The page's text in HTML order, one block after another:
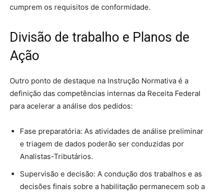
cumprem os requisitos de conformidade.
Divisão de trabalho e Planos de
Ação
Outro ponto de destaque na Instrução Normativa é a
definição das competências internas da Receita Federal
para acelerar a análise dos pedidos:
Fase preparatória: As atividades de análise preliminar
e triagem de dados poderão ser conduzidas por
Analistas-Tributários.
Supervisão e decisão: A condução dos trabalhos e as
decisões finais sobre a habilitação permanecem sob a